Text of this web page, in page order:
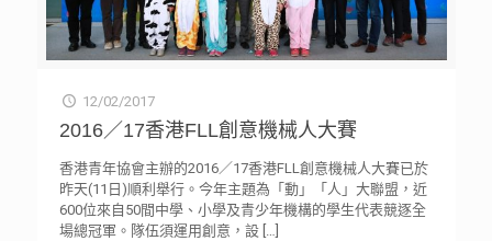
12/02/2017
2016／17香港FLL創意機械人大賽
香港青年協會主辦的2016／17香港FLL創意機械人大賽已於
昨天(11日)順利舉行。今年主題為「動」「人」大聯盟，近
600位來自50間中學、小學及青少年機構的學生代表競逐全
場總冠軍。隊伍須運用創意，設[…]